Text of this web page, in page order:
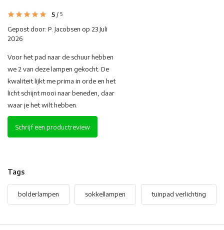
5/ 5
Gepost door: P. Jacobsen op 23 Juli
2026
Voor het pad naar de schuur hebben
we 2 van deze lampen gekocht. De
kwaliteit lijkt me prima in orde en het
licht schijnt mooi naar beneden, daar
waar je het wilt hebben.
Schrijf een productreview
Tags
bolderlampen sokkellampen tuinpad verlichting